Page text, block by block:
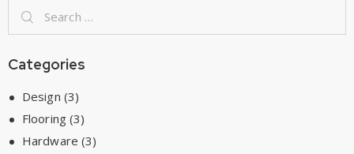
Categories
Design (3)
Flooring(3)
Hardware (3)